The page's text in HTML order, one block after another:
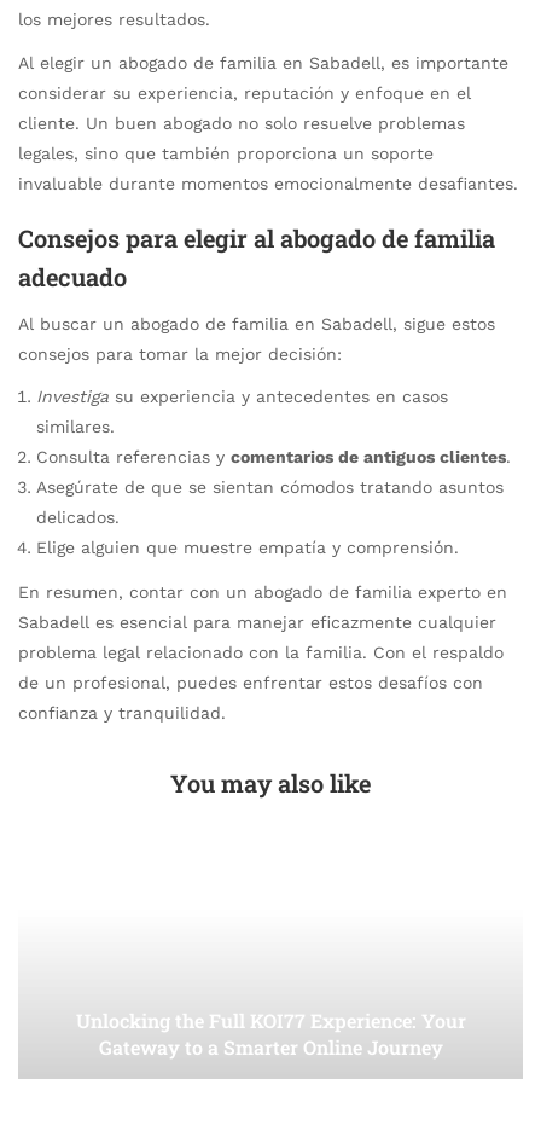
los mejores resultados.
Al elegir un abogado de familia en Sabadell, es importante
considerar su experiencia, reputación y enfoque en el
cliente. Un buen abogado no solo resuelve problemas
legales, sino que también proporciona un soporte
invaluable durante momentos emocionalmente desafiantes.
Consejos para elegir al abogado de familia
adecuado
Al buscar un abogado de familia en Sabadell, sigue estos
consejos para tomar la mejor decisión:
Investiga su experiencia y antecedentes en casos
similares.
Consulta referencias y comentarios de antiguos clientes.
Asegúrate de que se sientan cómodos tratando asuntos
delicados.
Elige alguien que muestre empatía y comprensión.
En resumen, contar con un abogado de familia experto en
Sabadell es esencial para manejar eficazmente cualquier
problema legal relacionado con la familia. Con el respaldo
de un profesional, puedes enfrentar estos desafíos con
confianza y tranquilidad.
You may also like
Unlocking the Full KOI77 Experience: Your
Gateway to a Smarter Online Journey